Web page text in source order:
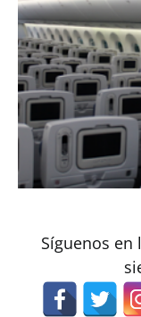
Síguenos en